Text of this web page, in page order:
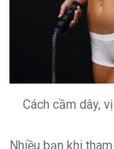
Cách cầm dây,
Nhiều bạn khi